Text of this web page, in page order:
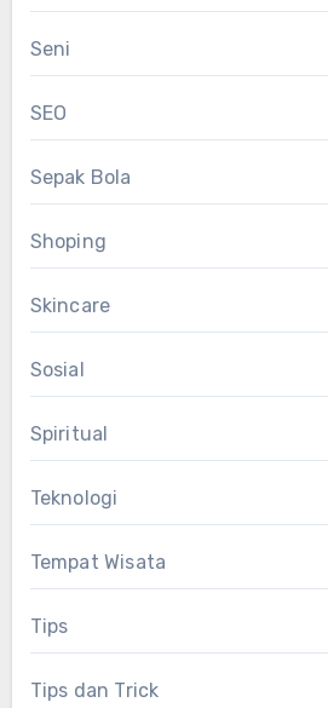
Seni
SEO
Sepak Bola
Shoping
Skincare
Sosial
Spiritual
Teknologi
Tempat Wisata
Tips
Tips dan Trick